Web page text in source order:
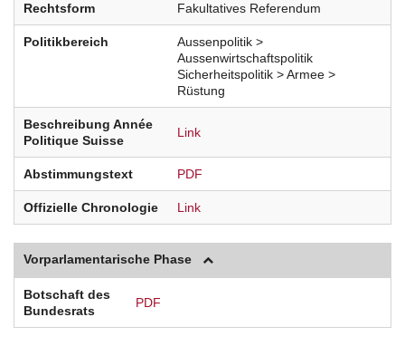
Rechtsform Fakultatives Referendum
Politikbereich
Aussenpolitik >
Aussenwirtschaftspolitik
Sicherheitspolitik > Armee >
Rüstung
Beschreibung Année
Politique Suisse
Link
Abstimmungstext PDF
Offizielle Chronologie Link
Vorparlamentarische Phase
Botschaft des
Bundesrats
PDF